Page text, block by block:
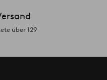
über 129